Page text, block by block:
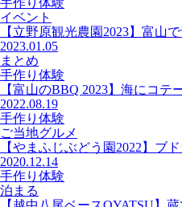
手作り体験
イベント
【立野原観光農園2023】富山
2023.01.05
まとめ
手作り体験
【富山のBBQ 2023】海にコ
2022.08.19
手作り体験
ご当地グルメ
【やまふじぶどう園2022】ブ
2020.12.14
手作り体験
泊まる